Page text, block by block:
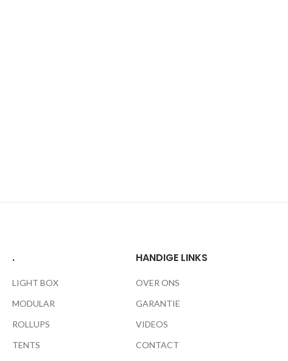
.
LIGHT BOX
MODULAR
ROLLUPS
TENTS
HANDIGE LINKS
OVER ONS
GARANTIE
VIDEOS
CONTACT